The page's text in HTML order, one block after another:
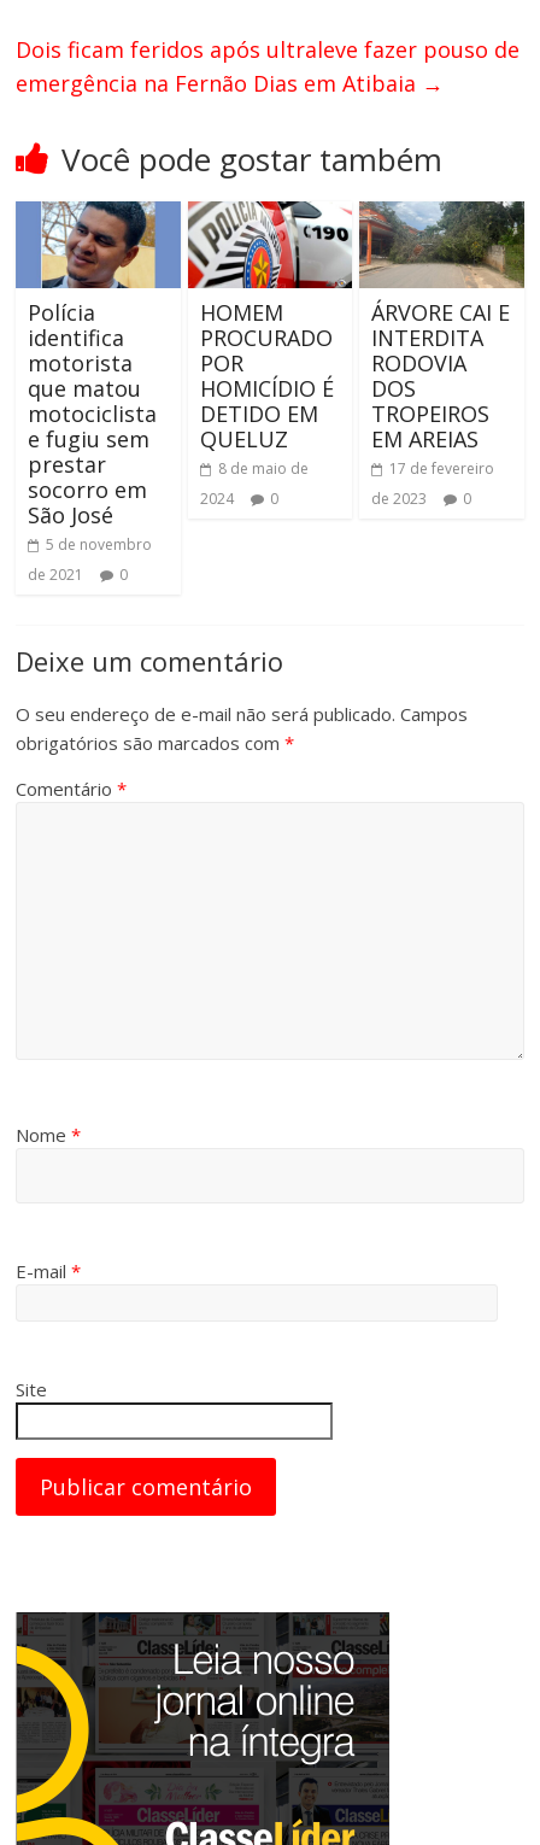
Dois ficam feridos após ultraleve fazer pouso de
emergência na Fernão Dias em Atibaia →
Você pode gostar também
Polícia
identifica
motorista
que matou
motociclista
e fugiu sem
prestar
socorro em
São José
5 de novembro
de 2021
0
HOMEM
PROCURADO
POR
HOMICÍDIO É
DETIDO EM
QUELUZ
8 de maio de
2024
0
ÁRVORE CAI E
INTERDITA
RODOVIA
DOS
TROPEIROS
EM AREIAS
17 de fevereiro
de 2023
0
Deixe um comentário
O seu endereço de e-mail não será publicado. Campos
obrigatórios são marcados com*
Comentário*
Nome*
E-mail*
Site